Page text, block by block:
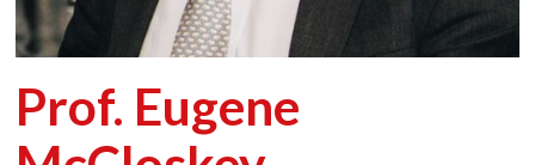
Prof. Eugene